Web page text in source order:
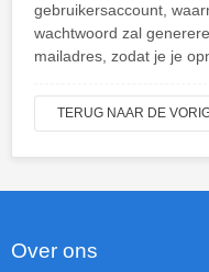
gebruikersaccount,
wachtwoord zal
mailadres, zodat je je
TERUG NAAR DE
Over ons